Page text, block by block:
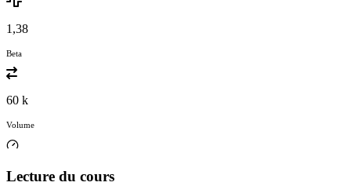
1,38
Beta
60 k
Volume
Lecture du cours